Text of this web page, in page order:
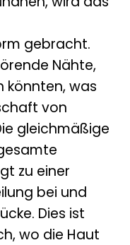
gebracht.
Nähte,
könnten, was
von
gleichmäßige
zu einer
bei und
Dies ist
wo die Haut